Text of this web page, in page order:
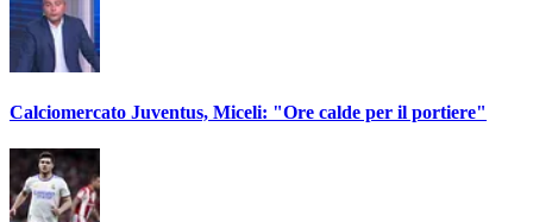
Calciomercato Juventus, Miceli: "Ore calde per il portiere"